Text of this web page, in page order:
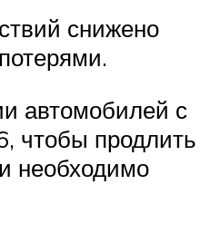
снижено
автомобилей с
чтобы продлить
необходимо